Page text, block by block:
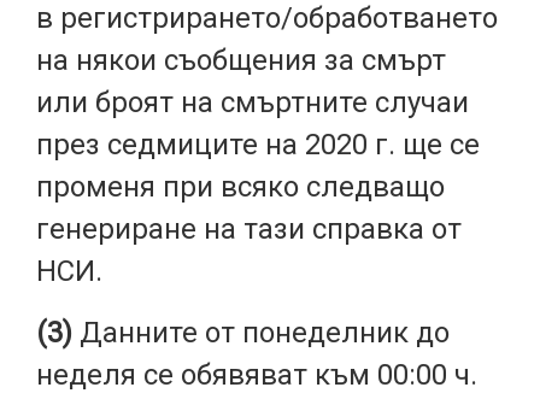
в регистрирането/обработването
на някои съобщения за смърт
или броят на смъртните случаи
през седмиците на 2020 г. ще се
променя при всяко следващо
генериране на тази справка от
НСИ.
(3) Данните от понеделник до
неделя се обявяват към 00:00 ч.